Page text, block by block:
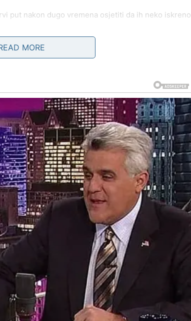
put nakon dugo vremena osjetiti da ih neko iskreno
iz prošlosti.
želite i nećete pristajati na odnose koji vam donose
nesporazume koji ih dugo opterećuju.
i osjećaj da partner konačno razumije koliko vam je
NOVIH PRILIKA
da se trudite više od drugih, a da rezultati kasne,
početi isplaćivati.
prilike, razgovora ili prilike koja bi vam mogla
MORE